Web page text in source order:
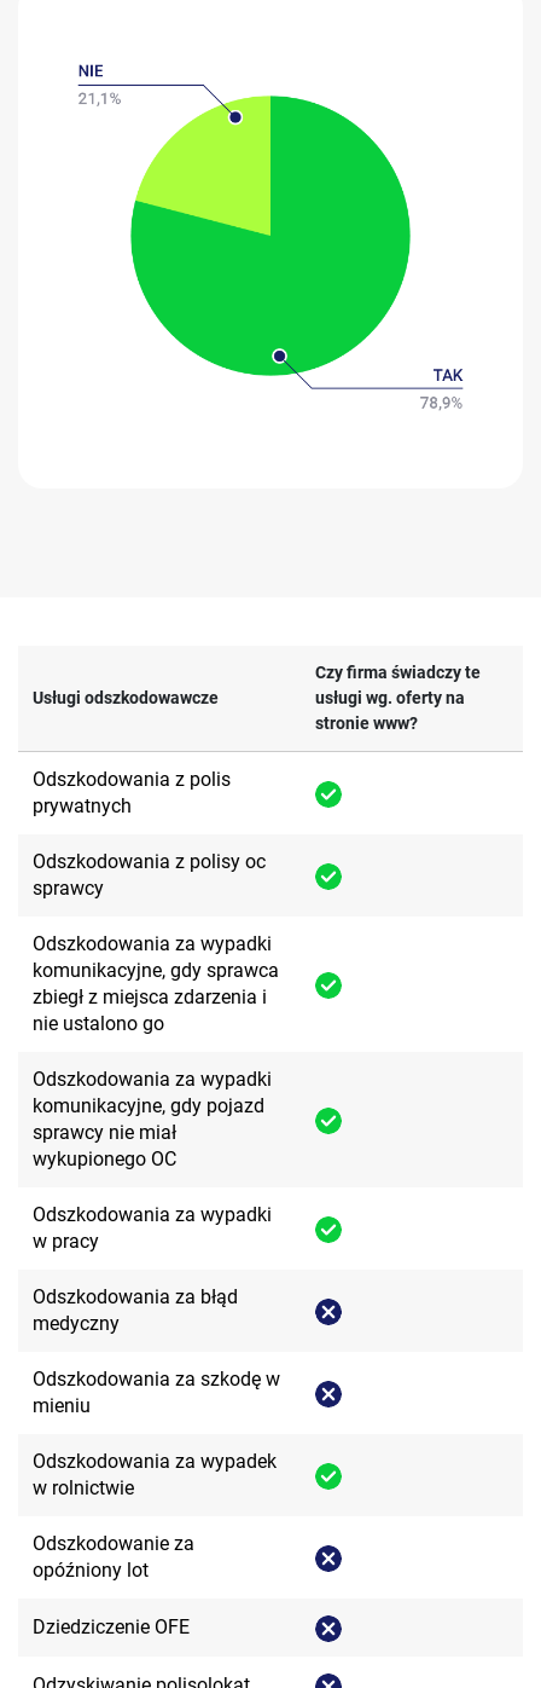
Usługi odszkodowawcze
Czy firma świadczy te
usługi wg. oferty na
stronie www?
Odszkodowania z polis
prywatnych
Odszkodowania z polisy oc
sprawcy
Odszkodowania za wypadki
komunikacyjne, gdy sprawca
zbiegł z miejsca zdarzenia i
nie ustalono go
Odszkodowania za wypadki
komunikacyjne, gdy pojazd
sprawcy nie miał
wykupionego OC
Odszkodowania za wypadki
w pracy
Odszkodowania za błąd
medyczny
Odszkodowania za szkodę w
mieniu
Odszkodowania za wypadek
w rolnictwie
Odszkodowanie za
opóźniony lot
Dziedziczenie OFE